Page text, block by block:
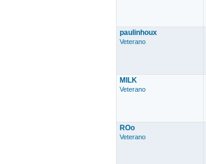
paulinhoux
Veterano
MILK
Veterano
ROo
Veterano